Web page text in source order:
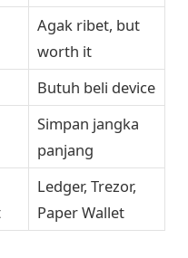
Agak ribet, but
worth it
Butuh beli device
Simpan jangka
panjang
Ledger, Trezor,
Paper Wallet